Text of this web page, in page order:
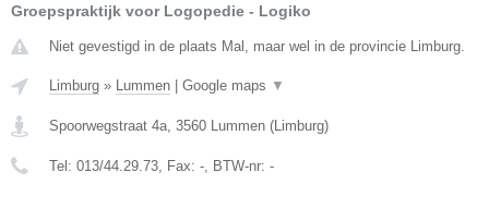
Groepspraktijk voor Logopedie - Logiko
Niet gevestigd in de plaats Mal, maar wel in de provincie Limburg.
Limburg » Lummen Google maps ▼
Spoorwegstraat 4a, 3560 Lummen (Limburg)
Tel: 013/44.29.73, Fax: -, BTW-nr: -